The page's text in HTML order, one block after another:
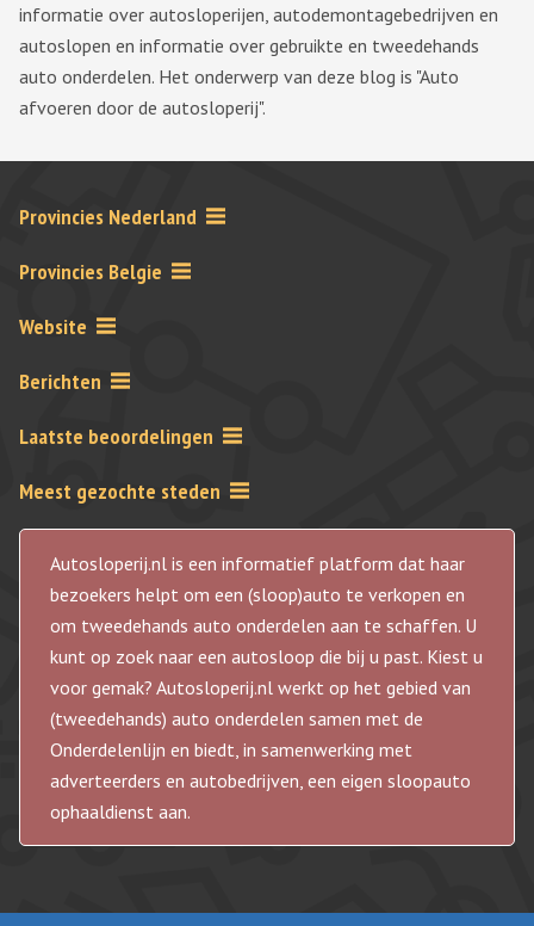
informatie over autosloperijen, autodemontagebedrijven en
autoslopen en informatie over gebruikte en tweedehands
auto onderdelen. Het onderwerp van deze blog is "Auto
afvoeren door de autosloperij".
Provincies Nederland
Provincies Belgie
Website
Berichten
Laatste beoordelingen
Meest gezochte steden
Autosloperij.nl is een informatief platform dat haar
bezoekers helpt om een (sloop)auto te verkopen en
om tweedehands auto onderdelen aan te schaffen. U
kunt op zoek naar een autosloop die bij u past. Kiest u
voor gemak? Autosloperij.nl werkt op het gebied van
(tweedehands) auto onderdelen samen met de
Onderdelenlijn en biedt, in samenwerking met
adverteerders en autobedrijven, een eigen sloopauto
ophaaldienst aan.